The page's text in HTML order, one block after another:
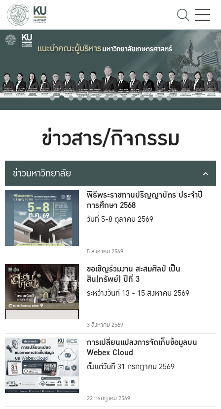
ข่าวสาร/กิจกรรม
ข่าวมหาวิทยาลัย
พิธีพระราชทานปริญญาบัตร ประจำปี
การศึกษา 2568
วันที่ 5-8 ตุลาคม 2569
5 สิงหาคม 2569
ขอเชิญร่วมงาน สะสมศิลป์ เป็น
สิน(ทรัพย์) ปีที่ 3
ระหว่างวันที่ 13 - 15 สิงหาคม 2569
3 สิงหาคม 2569
การเปลี่ยนแปลงการจัดเก็บข้อมูลบน
Webex Cloud
ตั้งแต่วันที่ 31 กรกฎาคม 2569
22 กรกฎาคม 2569